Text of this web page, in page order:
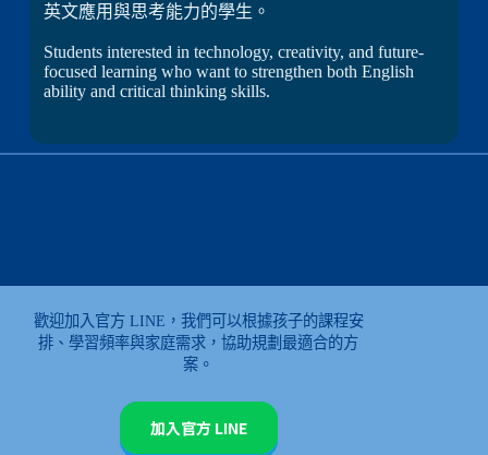
英文應用與思考能力的學生。
Students interested in technology, creativity, and future-
focused learning who want to strengthen both English
ability and critical thinking skills.
歡迎加入官方 LINE，我們可以根據孩子的課程安
排、學習頻率與家庭需求，協助規劃最適合的方
案。
加入官方 LINE